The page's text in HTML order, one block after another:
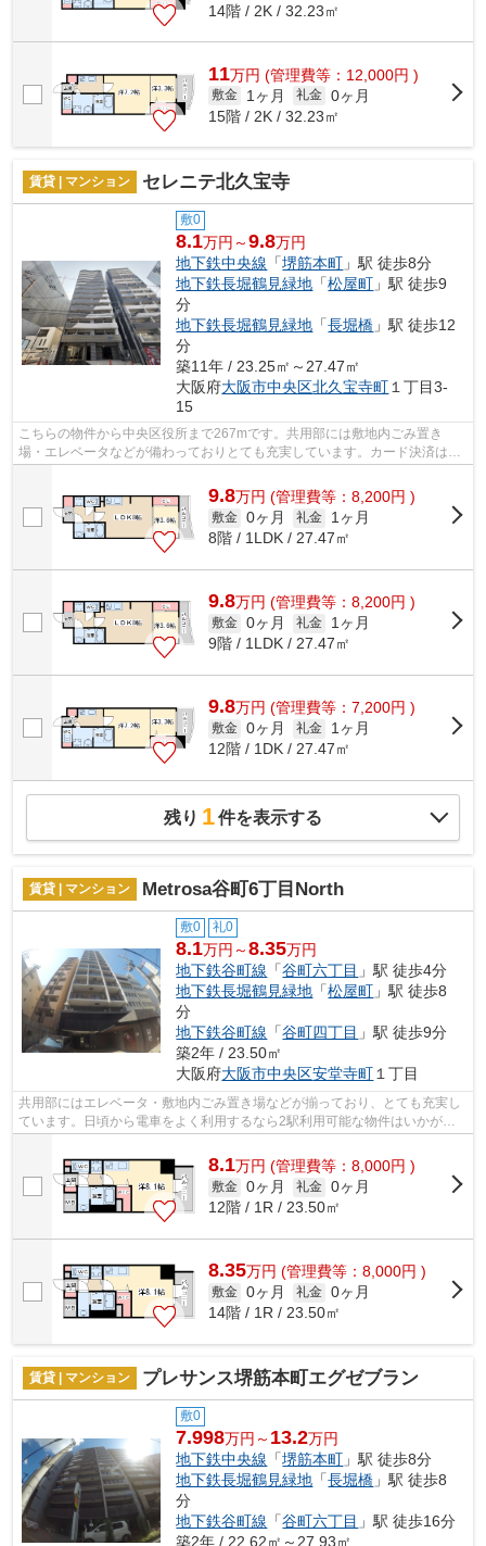
14階 / 2K / 32.23㎡
11万円 (管理費等：12,000円 )
敷金 1ヶ月 礼金 0ヶ月
15階 / 2K / 32.23㎡
賃貸 | マンション セレニテ北久宝寺
敷0
8.1万円～9.8万円
地下鉄中央線 「堺筋本町 」駅 徒歩8分
地下鉄長堀鶴見緑地 「松屋町 」駅 徒歩9
分
地下鉄長堀鶴見緑地 「長堀橋 」駅 徒歩12
分
築11年 / 23.25㎡～27.47㎡
大阪府大阪市中央区北久宝寺町 １丁目3-
15
こちらの物件から中央区役所まで267mです。共用部には敷地内ごみ置き
場・エレベータなどが備わっておりとても充実しています。カード決済は、
月々の家賃や初期費用支払いのわずらわし...
9.8万円 (管理費等：8,200円 )
敷金 0ヶ月 礼金
1ヶ月
8階 / 1LDK / 27.47㎡
9.8万円 (管理費等：8,200円 )
敷金 0ヶ月 礼金
1ヶ月
9階 / 1LDK / 27.47㎡
9.8万円 (管理費等：7,200円 )
敷金 0ヶ月 礼金
1ヶ月
12階 / 1DK / 27.47㎡
残り 1件を表示する
賃貸 | マンション Metrosa谷町6丁目North
敷0 礼0
8.1万円～8.35万円
地下鉄谷町線 「谷町六丁目 」駅 徒歩4分
地下鉄長堀鶴見緑地 「松屋町 」駅 徒歩8
分
地下鉄谷町線 「谷町四丁目 」駅 徒歩9分
築2年 / 23.50㎡
大阪府大阪市中央区安堂寺町 １丁目
共用部にはエレベータ・敷地内ごみ置き場などが揃っており、とても充実し
ています。日頃から電車をよく利用するなら2駅利用可能な物件はいかがで
しょうか。こちらの物件はマンションで...
8.1万円 (管理費等：8,000円 )
敷金 0ヶ月 礼金 0ヶ月
12階 / 1R / 23.50㎡
8.35万円 (管理費等：8,000円 )
敷金 0ヶ月 礼金 0ヶ月
14階 / 1R / 23.50㎡
賃貸 | マンション プレサンス堺筋本町エグゼブラン
敷0
7.998万円～ 13.2万円
地下鉄中央線 「堺筋本町 」駅 徒歩8分
地下鉄長堀鶴見緑地 「長堀橋 」駅 徒歩8
分
地下鉄谷町線 「谷町六丁目 」駅 徒歩16分
築2年 / 22.62㎡～27.93㎡